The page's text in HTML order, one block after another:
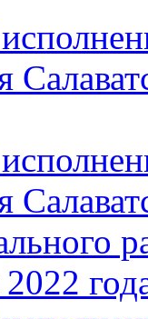
2022